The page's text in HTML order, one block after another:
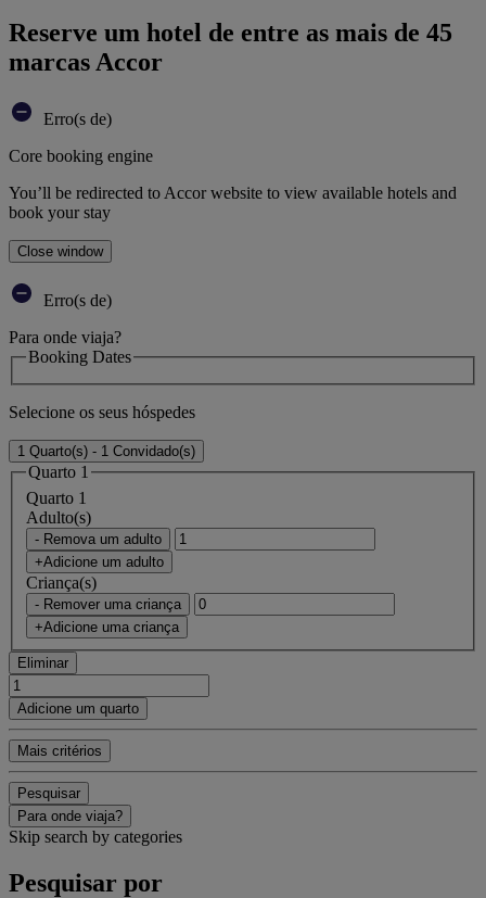
Reserve um hotel de entre as mais de 45
marcas Accor
Erro(s de)
Core booking engine
You’ll be redirected to Accor website to view available hotels and
book your stay
Close window
Erro(s de)
Para onde viaja?
Booking Dates
Selecione os seus hóspedes
1 Quarto(s) - 1 Convidado(s)
Quarto 1
Quarto 1
Adulto(s)
- Remova um adulto
+Adicione um adulto
Criança(s)
- Remover uma criança
+Adicione uma criança
Eliminar
Adicione um quarto
Mais critérios
Pesquisar
Para onde viaja?
Skip search by categories
Pesquisar por